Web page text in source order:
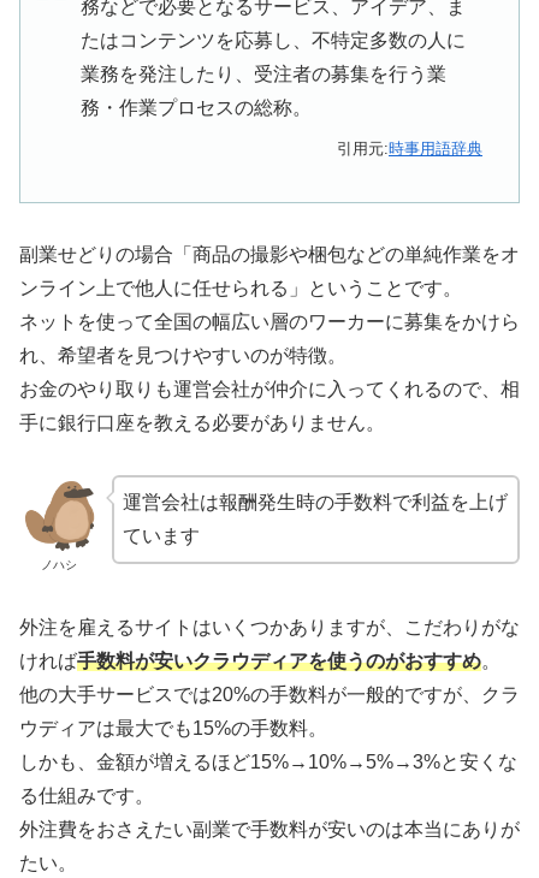
務などで必要となるサービス、アイデア、ま
たはコンテンツを応募し、不特定多数の人に
業務を発注したり、受注者の募集を行う業
務・作業プロセスの総称。
引用元:時事用語辞典
副業せどりの場合「商品の撮影や梱包などの単純作業をオ
ンライン上で他人に任せられる」ということです。
ネットを使って全国の幅広い層のワーカーに募集をかけら
れ、希望者を見つけやすいのが特徴。
お金のやり取りも運営会社が仲介に入ってくれるので、相
手に銀行口座を教える必要がありません。
ノハシ
運営会社は報酬発生時の手数料で利益を上げ
ています
外注を雇えるサイトはいくつかありますが、こだわりがな
ければ手数料が安いクラウディアを使うのがおすすめ。
他の大手サービスでは20%の手数料が一般的ですが、クラ
ウディアは最大でも15%の手数料。
しかも、金額が増えるほど15%→10%→5%→3%と安くな
る仕組みです。
外注費をおさえたい副業で手数料が安いのは本当にありが
たい。